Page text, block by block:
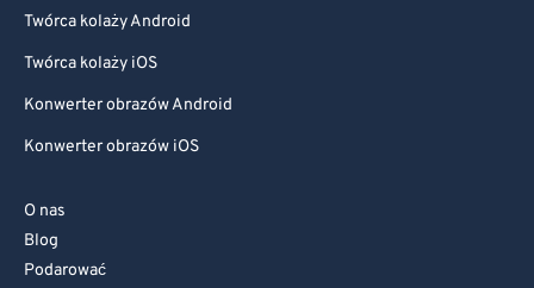
Twórca kolaży Android
Twórca kolaży iOS
Konwerter obrazów Android
Konwerter obrazów iOS
O nas
Blog
Podarować